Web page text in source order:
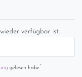
verfügbar ist.
gelesen habe.*